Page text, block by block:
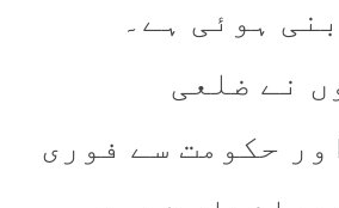
ہوئی ہے۔
نے ضلعی
حکومت سے فوری